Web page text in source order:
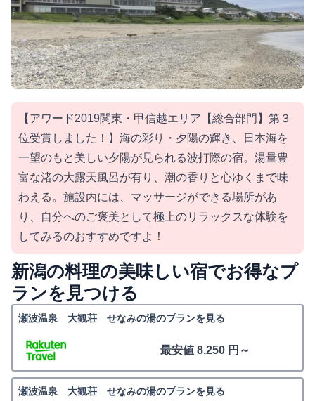
【アワード2019関東・甲信越エリア【総合部門】第３
位受賞しました！】海の彩り・夕陽の輝き、日本海を
一望のもと美しい夕陽が見られる波打際の宿。湯量豊
富な渚の大露天風呂が有り、潮の香りと心ゆくまで味
わえる。施設内には、マッサージができる場所があ
り、自分へのご褒美として極上のリラックスな体験を
してみるのおすすめですよ！
新潟の料理の美味しい宿でお得なプ
ランを見つける
瀬波温泉 大観荘 せなみの湯のプランを見る
最安値 8,250 円～
瀬波温泉 大観荘 せなみの湯のプランを見る